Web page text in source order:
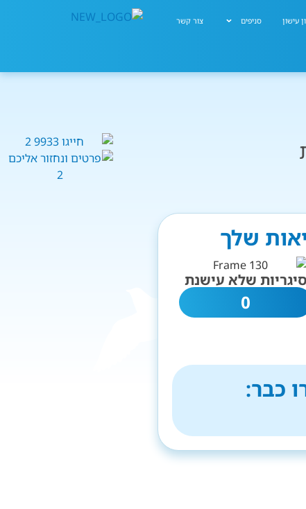
עישון סניפים צור קשר
שלך
סיגריות שלא עישנת
0
כבר: